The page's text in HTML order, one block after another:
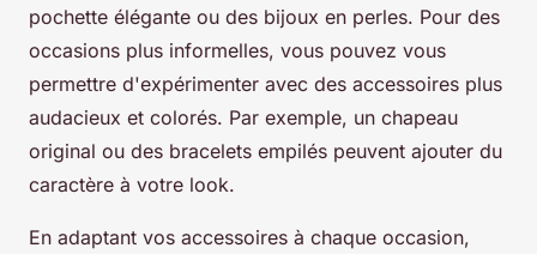
pochette élégante ou des bijoux en perles. Pour des
occasions plus informelles, vous pouvez vous
permettre d'expérimenter avec des accessoires plus
audacieux et colorés. Par exemple, un chapeau
original ou des bracelets empilés peuvent ajouter du
caractère à votre look.
En adaptant vos accessoires à chaque occasion,